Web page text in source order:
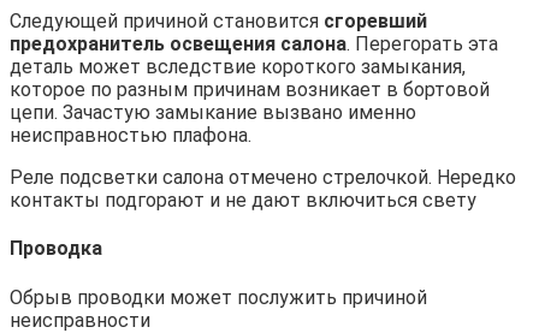
Следующей причиной становится сгоревший
предохранитель освещения салона. Перегорать эта
деталь может вследствие короткого замыкания,
которое по разным причинам возникает в бортовой
цепи. Зачастую замыкание вызвано именно
неисправностью плафона.
Реле подсветки салона отмечено стрелочкой. Нередко
контакты подгорают и не дают включиться свету
Проводка
Обрыв проводки может послужить причиной
неисправности